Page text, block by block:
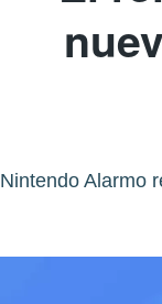
Nintendo Alarmo